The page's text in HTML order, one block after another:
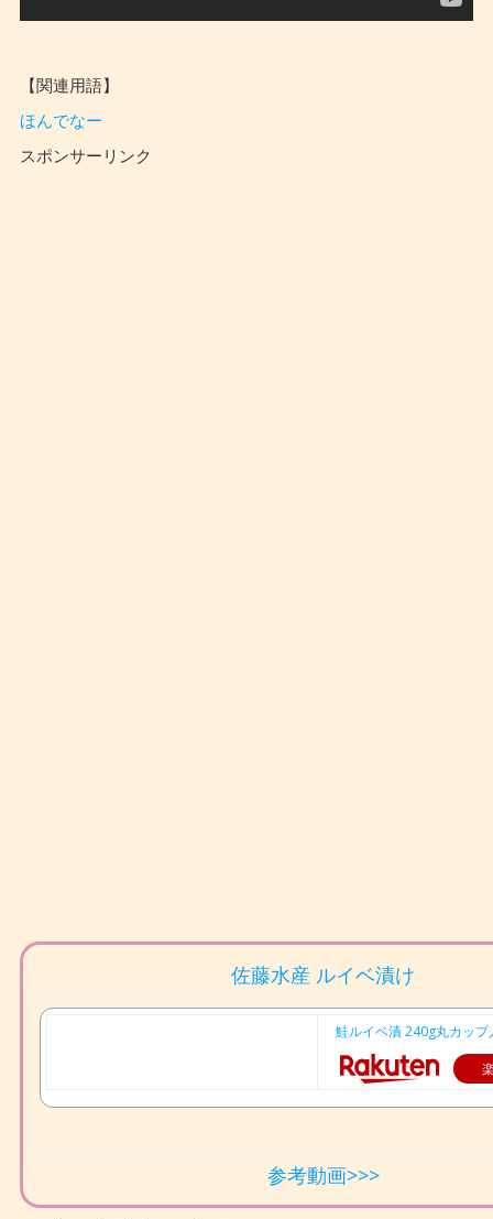
【関連用語】
ほんでなー
スポンサーリンク
佐藤水産 ルイベ漬け
鮭ルイベ漬 240g丸カップ
参考動画>>>